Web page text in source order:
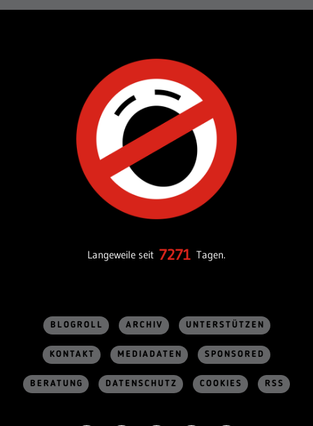
Langeweile seit 7271 Tagen.
BLOGROLL ARCHIV UNTERSTÜTZEN
KONTAKT MEDIADATEN SPONSORED
BERATUNG DATENSCHUTZ COOKIES RSS